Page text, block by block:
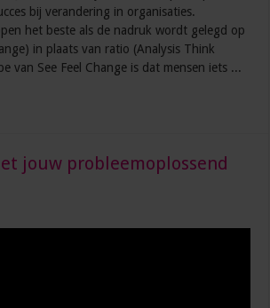
bij verandering in organisaties.
het beste als de nadruk wordt gelegd op
in plaats van ratio (Analysis Think
van See Feel Change is dat mensen iets ...
jouw probleemoplossend